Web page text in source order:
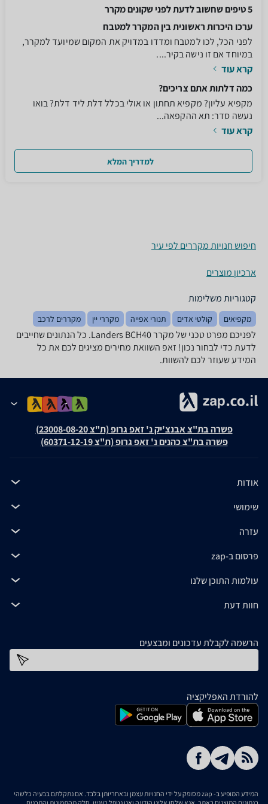
5 טיפים שחשוב לדעת לפני שקונים מקרר
ערכו היכרות ראשונית בין המקרר למטבח
לפני הכל, לכו למטבח ומדדו במדויק את המקום שמיועד למקרר,
במיוחד אם זו נישה בקיר....
קרא עוד
כמה דלתות אתם צריכים?
מקפיא עליון? מקפיא תחתון או אולי בכלל דלת ליד דלת? בואו
נעשה סדר: תא ההקפאה...
קרא עוד
למדריך המלא
חיפוש חנויות מקררים לפי עיר
ארכיון מוצרים
קטגוריות משלימות
מקפיאים קולטי אדים תנורי אפייה מקררי יין מקררים לרכב
לפניכם מפרט טכני של מקרר Landers BCH40. כל הנתונים שחייבים
לדעת כדי לבחור נכון! זאפ השוואת מחירים מציגים לכם את כל
המידע שעוזר לכם להשוות.
פשרה בת"צ אבנצ'יק נ' זאפ גרופ (ת"צ 23008-08-20)
פשרה בת"צ כהנים נ' זאפ גרופ (ת"צ 60371-12-19)
אודות
שימושי
עזרה
פרסום ב-zap
עולמות התוכן שלנו
חוות דעת
הרשמה לקבלת עדכונים ומבצעים
להורדת האפליקציה
המידע המופיע ב- zap מסופק על ידי החנויות עצמן ובאחריותן בלבד. אם נתקלתם בבעיה כלשהי